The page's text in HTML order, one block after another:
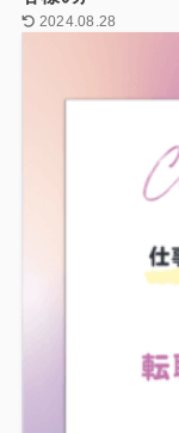
2024.08.28